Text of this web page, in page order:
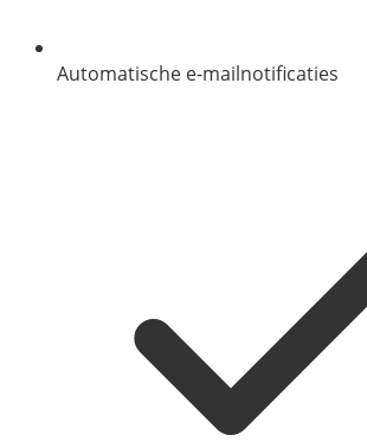
Automatische e-mailnotificaties